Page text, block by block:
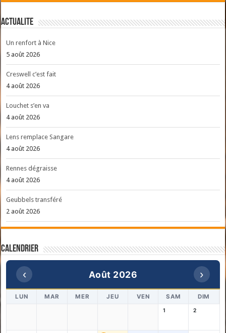
ACTUALITE
Un renfort à Nice
5 août 2026
Creswell c’est fait
4 août 2026
Louchet s’en va
4 août 2026
Lens remplace Sangare
4 août 2026
Rennes dégraisse
4 août 2026
Geubbels transféré
2 août 2026
Calendrier
‹ Août 2026 ›
LUN MAR MER JEU VEN SAM DIM
1 2